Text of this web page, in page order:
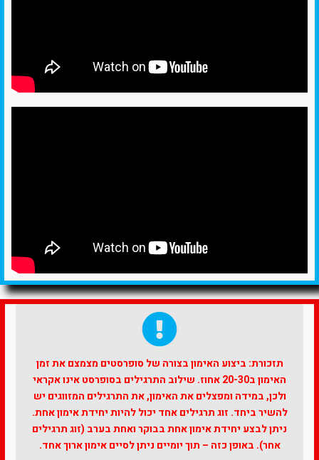
תזכורת: ביצוע האימון בצורה של סופרסטים מצמצם את זמן
האימון ב20-30 אחוז. שילוב התרגילים בסופרסט אינו אקראי
ולכן, במידה ומפצלים את האימון, את התרגילים המזווגים יש
להשיר ביחד. זוג תרגילים אחד יכול להיות יחידת אימון אחת.
ניתן לבצע יחידת אימון אחת בבוקר ואחת בערב (זוג תרגילים
אחר). באופן כזה – תוך יומיים ניתן לסיים אימון ארוך אחד.